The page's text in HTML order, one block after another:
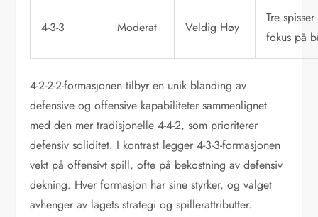
4-3-3 Moderat Veldig Høy
Tre
fokus på
4-2-2-2-formasjonen tilbyr en unik blanding av
defensive og offensive kapabiliteter sammenlignet
med den mer tradisjonelle 4-4-2, som prioriterer
defensiv soliditet. I kontrast legger 4-3-3-formasjonen
vekt på offensivt spill, ofte på bekostning av defensiv
dekning. Hver formasjon har sine styrker, og valget
avhenger av lagets strategi og spillerattributter.